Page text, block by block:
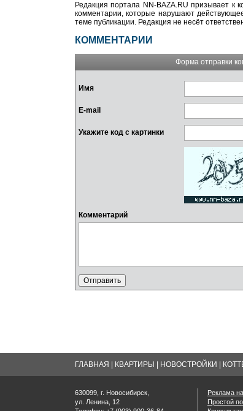
Редакция портала NN-BAZA.RU призывает к
комментарии, которые нарушают
теме публикации. Редакция не несёт
КОММЕНТАРИИ
Форма отправки
Имя
E-mail
Укажите код с картинки
Комментарий
ГЛАВНАЯ КВАРТИРЫ НОВОСТРОЙКИ
630099, г. Новосибирск,
ул. Ленина, 12
Реклама
Простой